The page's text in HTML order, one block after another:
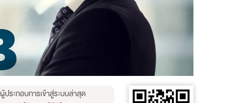
ผู้ประกอบการเข้าสู่ระบบล่าสุด